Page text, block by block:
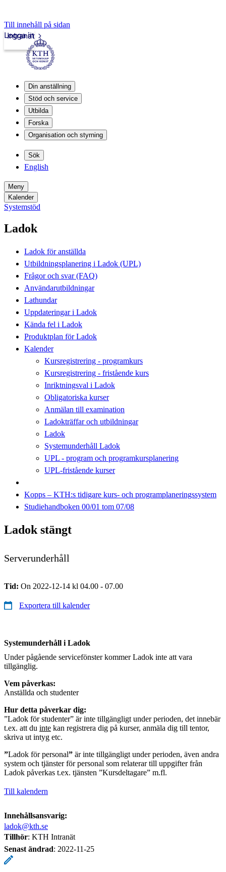
Till innehåll på sidan
Intranät
Logga in
Din anställning
Stöd och service
Utbilda
Forska
Organisation och styrning
Sök
English
Meny
Kalender
Systemstöd
Ladok
Ladok för anställda
Utbildningsplanering i Ladok (UPL)
Frågor och svar (FAQ)
Användarutbildningar
Lathundar
Uppdateringar i Ladok
Kända fel i Ladok
Produktplan för Ladok
Kalender
Kursregistrering - programkurs
Kursregistrering - fristående kurs
Inriktningsval i Ladok
Obligatoriska kurser
Anmälan till examination
Ladokträffar och utbildningar
Ladok
Systemunderhåll Ladok
UPL - program och programkursplanering
UPL-fristående kurser
Kopps – KTH:s tidigare kurs- och programplaneringssystem
Studiehandboken 00/01 tom 07/08
Ladok stängt
Serverunderhåll
Tid: On 2022-12-14 kl 04.00 - 07.00
Exportera till kalender
Systemunderhåll i Ladok
Under pågående servicefönster kommer Ladok inte att vara
tillgänglig.
Vem påverkas:
Anställda och studenter
Hur detta påverkar dig:
”Ladok för studenter” är inte tillgängligt under perioden, det innebär
t.ex. att du inte kan registrera dig på kurser, anmäla dig till tentor,
skriva ut intyg etc.
”Ladok för personal” är inte tillgängligt under perioden, även andra
system och tjänster för personal som relaterar till uppgifter från
Ladok påverkas t.ex. tjänsten ”Kursdeltagare” m.fl.
Till kalendern
Innehållsansvarig:
ladok@kth.se
Tillhör: KTH Intranät
Senast ändrad: 2022-11-25